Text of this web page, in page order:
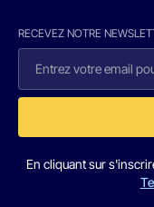
RECEVEZ NOTRE
En cliquant sur